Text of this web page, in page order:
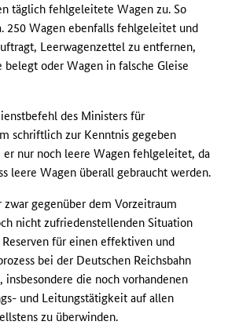
täglich fehlgeleitete Wagen zu. So
250 Wagen ebenfalls fehlgeleitet und
Leerwagenzettel zu entfernen,
belegt oder Wagen in falsche Gleise
des Ministers für
schriftlich zur Kenntnis gegeben
er nur noch leere Wagen fehlgeleitet, da
leere Wagen überall gebraucht werden.
gegenüber dem Vorzeitraum
nicht zufriedenstellenden Situation
für einen effektiven und
bei der Deutschen Reichsbahn
die noch vorhandenen
und Leitungstätigkeit auf allen
zu überwinden.